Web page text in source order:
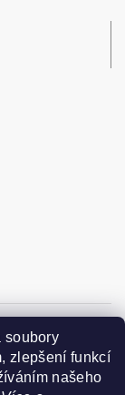
soubory
zlepšení funkcí
našeho